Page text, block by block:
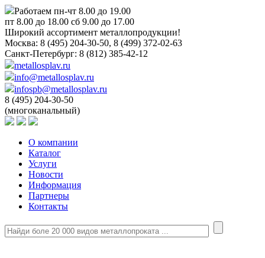
Работаем пн-чт 8.00 до 19.00
пт 8.00 до 18.00 сб 9.00 до 17.00
Широкий ассортимент металлопродукции!
Москва: 8 (495) 204-30-50, 8 (499) 372-02-63
Санкт-Петербург: 8 (812) 385-42-12
metallosplav.ru
info@metallosplav.ru
infospb@metallosplav.ru
8 (495) 204-30-50
(многоканальный)
О компании
Каталог
Услуги
Новости
Информация
Партнеры
Контакты